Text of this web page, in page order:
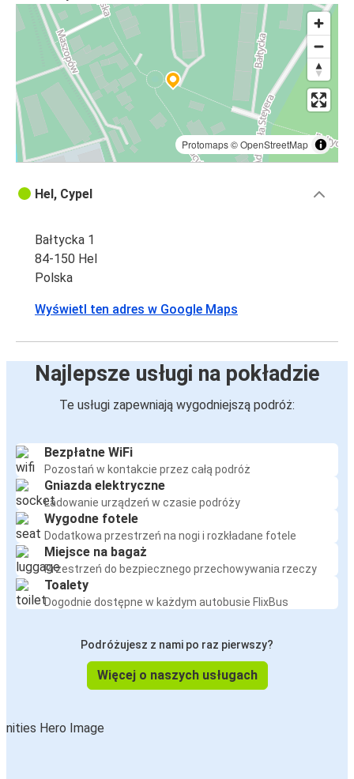
Hel
Sierpc
Hel
Hel
Sierpc
Rypin
Brodnica
Brodnica
Hel
Hel
Gdynia
Port Lotniczy Gdańsk
Hel
Hel
Port Lotniczy Gdańsk
Hel
Hel
Hel
Protomaps©OpenStreetMap
Hel, Cypel
Bałtycka 1
84-150 Hel
Polska
Wyświetl ten adres w Google Maps
Najlepsze usługi na pokładzie
Te usługi zapewniają wygodniejszą podróż:
Bezpłatne WiFi
Pozostań w kontakcie przez całą podróż
Gniazda elektryczne
Ładowanie urządzeń w czasie podróży
Wygodne fotele
Dodatkowa przestrzeń na nogi i rozkładane fotele
Miejsce na bagaż
Przestrzeń do bezpiecznego przechowywania rzeczy
Toalety
Dogodnie dostępne w każdym autobusie FlixBus
Podróżujesz z nami po raz pierwszy?
Więcej o naszych usługach